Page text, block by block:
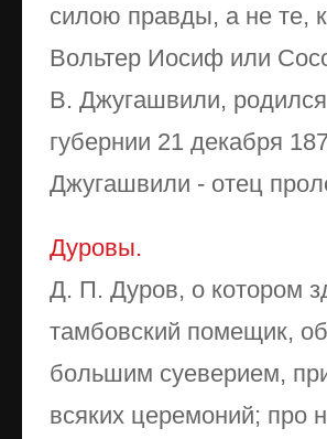
силою правды, а не те,
Вольтер Иосиф или
В. Джугашвили,
губернии 21 декабря
Джугашвили - отец
Дуровы.
Д. П. Дуров, о котором
тамбовский помещик,
большим суеверием,
всяких церемоний; про